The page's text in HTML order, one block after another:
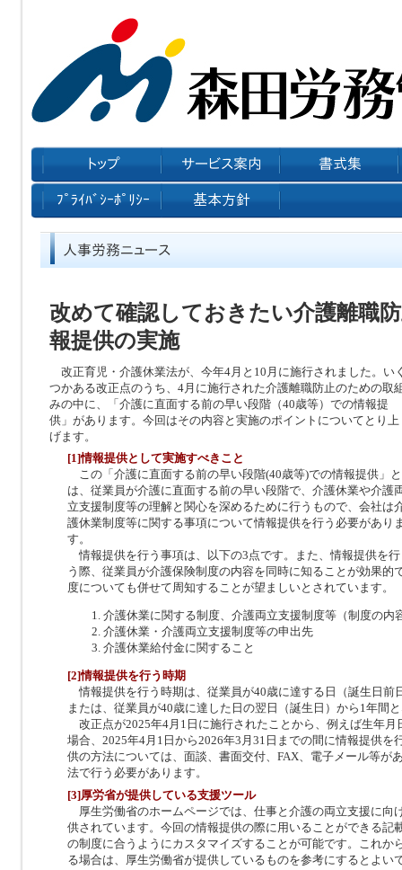
改めて確認しておきたい介護離職
報提供の実施
改正育児・介護休業法が、今年4月と10月に施行されました。い
つかある改正点のうち、4月に施行された介護離職防止のための取
みの中に、「介護に直面する前の早い段階（40歳等）での情報提
供」があります。今回はその内容と実施のポイントについてとり上
げます。
[1]情報提供として実施すべきこと
この「介護に直面する前の早い段階(40歳等)での情報提供」と
は、従業員が介護に直面する前の早い段階で、介護休業や介護
立支援制度等の理解と関心を深めるために行うもので、会社は
護休業制度等に関する事項について情報提供を行う必要があり
す。
情報提供を行う事項は、以下の3点です。また、情報提供を行
う際、従業員が介護保険制度の内容を同時に知ることが効果的
度についても併せて周知することが望ましいとされています。
介護休業に関する制度、介護両立支援制度等（制度の内
介護休業・介護両立支援制度等の申出先
介護休業給付金に関すること
[2]情報提供を行う時期
情報提供を行う時期は、従業員が40歳に達する日（誕生日前
または、従業員が40歳に達した日の翌日（誕生日）から1年間
改正点が2025年4月1日に施行されたことから、例えば生年月
場合、2025年4月1日から2026年3月31日までの間に情報提供を
供の方法については、面談、書面交付、FAX、電子メール等が
法で行う必要があります。
[3]厚労省が提供している支援ツール
厚生労働省のホームページでは、仕事と介護の両立支援に向
供されています。今回の情報提供の際に用いることができる記
の制度に合うようにカスタマイズすることが可能です。これか
る場合は、厚生労働省が提供しているものを参考にするとよい